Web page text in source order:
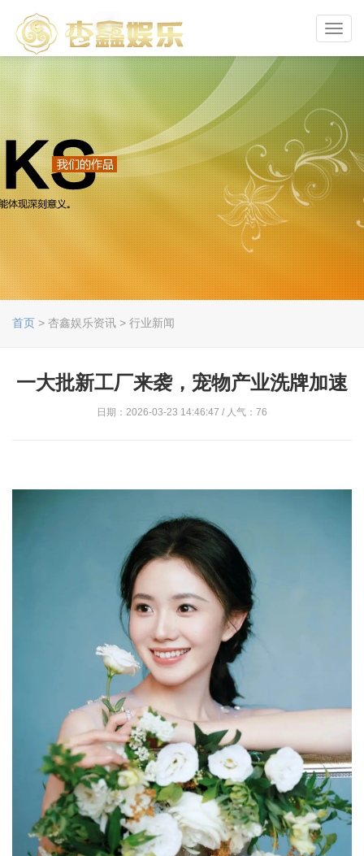
首页 > 杏鑫娱乐资讯 > 行业新闻
一大批新工厂来袭，宠物产业洗牌加速
日期：2026-03-23 14:46:47 / 人气：76